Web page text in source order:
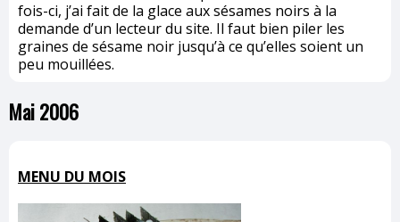
fois-ci, j’ai fait de la glace aux sésames noirs à la
demande d’un lecteur du site. Il faut bien piler les
graines de sésame noir jusqu’à ce qu’elles soient un
peu mouillées.
Mai 2006
MENU DU MOIS